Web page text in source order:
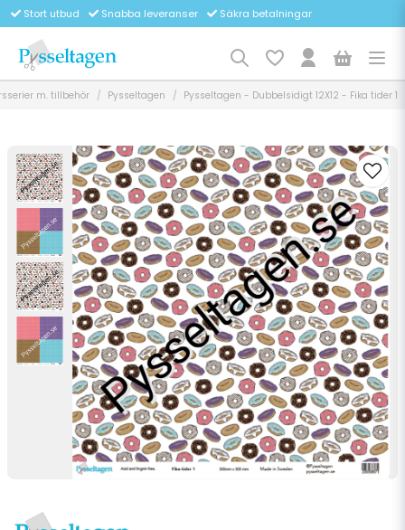
Stort utbud Snabba leveranser Säkra betalningar
m. tillbehör Pysseltagen Pysseltagen - Dubbelsidigt 12X12 - Fika tider 1